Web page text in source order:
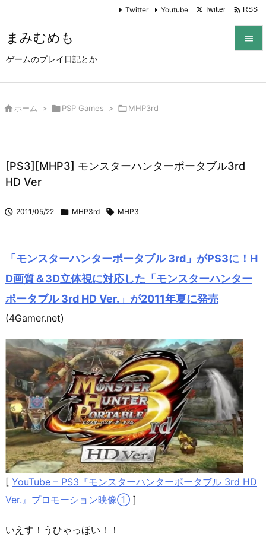
まみむめも
ゲームのプレイ日記とか

次へ
Twitter Youtube Twitter  RSS
 ホーム > PSP Games > MHP3rd
[PS3][MHP3] モンスターハンターポータブル3rd
HD Ver
 2011/05/22  MHP3rd  MHP3
「モンスターハンターポータブル 3rd」がPS3に！H
D画質＆3D立体視に対応した「モンスターハンター
ポータブル 3rd HD Ver.」が2011年夏に発売
(4Gamer.net)
[ YouTube – PS3『モンスターハンターポータブル 3rd HD
Ver.』プロモーション映像① ]
いえす！うひゃっほい！！